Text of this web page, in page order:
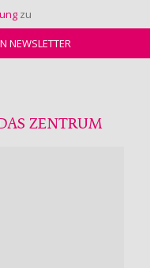
zu
ZENTRUM